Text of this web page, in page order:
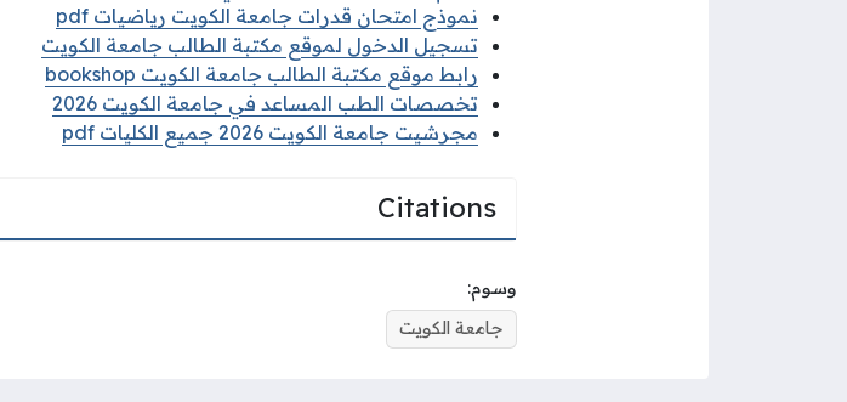
نموذج امتحان قدرات جامعة الكويت رياضيات pdf
تسجيل الدخول لموقع مكتبة الطالب جامعة الكويت
رابط موقع مكتبة الطالب جامعة الكويت bookshop
تخصصات الطب المساعد في جامعة الكويت 2026
مجرشيت جامعة الكويت 2026 جميع الكليات pdf
Citations
وسوم:
جامعة الكويت